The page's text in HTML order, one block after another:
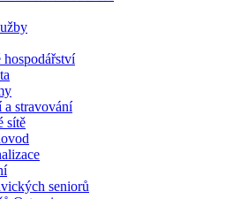
hospodářství
stravování
sítě
seniorů